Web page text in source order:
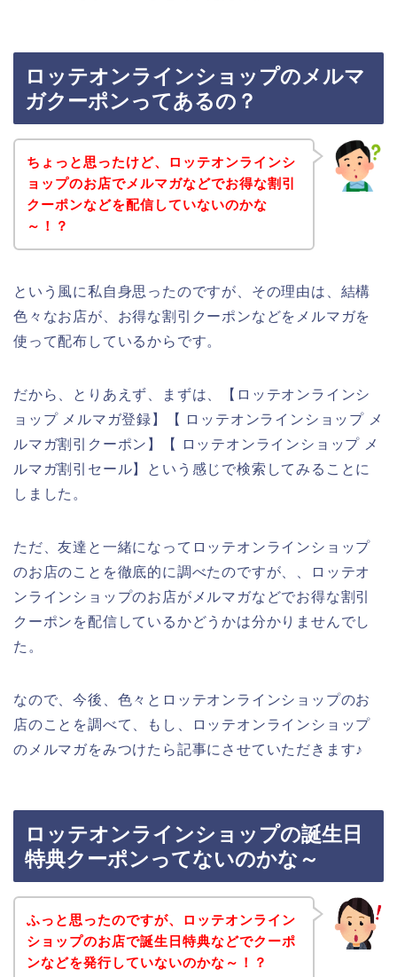
ロッテオンラインショップのメルマ
ガクーポンってあるの？
ちょっと思ったけど、ロッテオンラインシ
ョップのお店でメルマガなどでお得な割引
クーポンなどを配信していないのかな
～！？
という風に私自身思ったのですが、その理由は、結構
色々なお店が、お得な割引クーポンなどをメルマガを
使って配布しているからです。
だから、とりあえず、まずは、【ロッテオンラインシ
ョップ メルマガ登録】【 ロッテオンラインショップ メ
ルマガ割引クーポン】【 ロッテオンラインショップ メ
ルマガ割引セール】という感じで検索してみることに
しました。
ただ、友達と一緒になってロッテオンラインショップ
のお店のことを徹底的に調べたのですが、、ロッテオ
ンラインショップのお店がメルマガなどでお得な割引
クーポンを配信しているかどうかは分かりませんでし
た。
なので、今後、色々とロッテオンラインショップのお
店のことを調べて、もし、ロッテオンラインショップ
のメルマガをみつけたら記事にさせていただきます♪
ロッテオンラインショップの誕生日
特典クーポンってないのかな～
ふっと思ったのですが、ロッテオンライン
ショップのお店で誕生日特典などでクーポ
ンなどを発行していないのかな～！？